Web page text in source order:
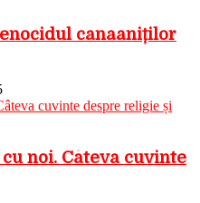
canaaniților
noi. Câteva cuvinte